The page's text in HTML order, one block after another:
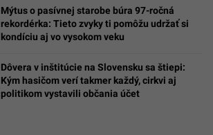
Mýtus o pasívnej starobe búra 97-ročná
rekordérka: Tieto zvyky ti pomôžu udržať si
kondíciu aj vo vysokom veku
Dôvera v inštitúcie na Slovensku sa štiepi:
Kým hasičom verí takmer každý, cirkvi aj
politikom vystavili občania účet